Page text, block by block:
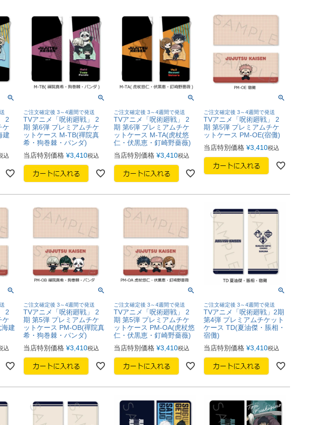
2
ケ
建
込
ご注文確定後 3～4週間で発送
TVアニメ「呪術廻戦」 2
期 第6弾 プレミアムチケ
ットケース M-TB(禪院真
希・狗巻棘・パンダ)
当店特別価格 ¥3,410税込
ご注文確定後 3～4週間で発送
TVアニメ「呪術廻戦」 2
期 第6弾 プレミアムチケ
ットケース M-TA(虎杖悠
仁・伏黒恵・釘崎野薔薇)
当店特別価格 ¥3,410税込
ご注文確定後 3～4週間で発送
TVアニメ「呪術廻戦」 2
期 第5弾 プレミアムチケ
ットケース PM-OE(宿儺)
当店特別価格 ¥3,410税込
2
ケ
建
込
ご注文確定後 3～4週間で発送
TVアニメ「呪術廻戦」 2
期 第5弾 プレミアムチケ
ットケース PM-OB(禪院真
希・狗巻棘・パンダ)
当店特別価格 ¥3,410税込
ご注文確定後 3～4週間で発送
TVアニメ「呪術廻戦」 2
期 第5弾 プレミアムチケ
ットケース PM-OA(虎杖悠
仁・伏黒恵・釘崎野薔薇)
当店特別価格 ¥3,410税込
ご注文確定後 3～4週間で発送
TVアニメ「呪術廻戦」2期
第4弾 プレミアムチケット
ケース TD(夏油傑・脹相・
宿儺)
当店特別価格 ¥3,410税込